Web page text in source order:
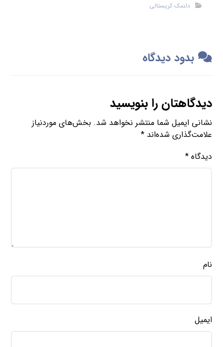
دلنمک کریستالی
بدود دیدگاه
دیدگاهتان را بنویسید
نشانی ایمیل شما منتشر نخواهد شد. بخش‌های موردنیاز
علامت‌گذاری شده‌اند*
دیدگاه*
نام
ایمیل